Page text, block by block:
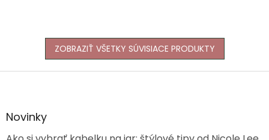
ZOBRAZIŤ VŠETKY SÚVISIACE PRODUKTY
Z
äNovinky